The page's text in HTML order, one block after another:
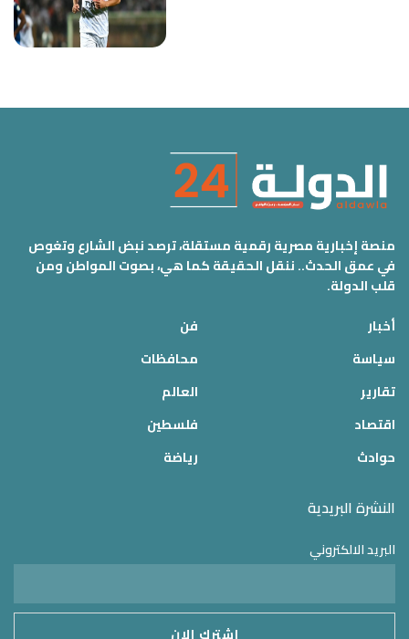
منصة إخبارية مصرية رقمية مستقلة، ترصد نبض الشارع وتغوص
في عمق الحدث.. ننقل الحقيقة كما هي، بصوت المواطن ومن
قلب الدولة.
أخبار
سياسة
تقارير
اقتصاد
حوادث
فن
محافظات
العالم
فلسطين
رياضة
النشرة البريدية
البريد الالكتروني